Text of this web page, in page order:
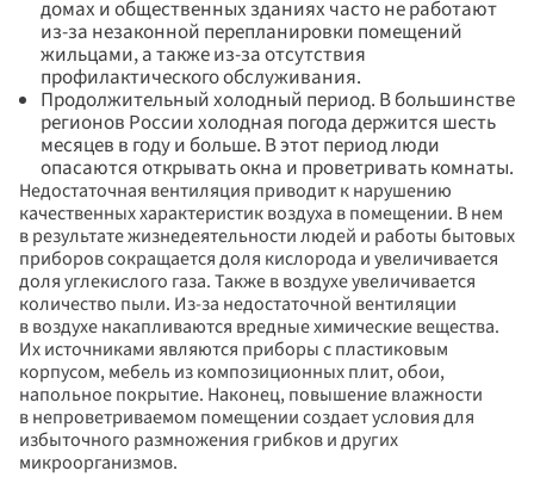
домах и общественных зданиях часто не работают
из-за незаконной перепланировки помещений
жильцами, а также из-за отсутствия
профилактического обслуживания.
Продолжительный холодный период. В большинстве
регионов России холодная погода держится шесть
месяцев в году и больше. В этот период люди
опасаются открывать окна и проветривать комнаты.
Недостаточная вентиляция приводит к нарушению
качественных характеристик воздуха в помещении. В нем
в результате жизнедеятельности людей и работы бытовых
приборов сокращается доля кислорода и увеличивается
доля углекислого газа. Также в воздухе увеличивается
количество пыли. Из-за недостаточной вентиляции
в воздухе накапливаются вредные химические вещества.
Их источниками являются приборы с пластиковым
корпусом, мебель из композиционных плит, обои,
напольное покрытие. Наконец, повышение влажности
в непроветриваемом помещении создает условия для
избыточного размножения грибков и других
микроорганизмов.